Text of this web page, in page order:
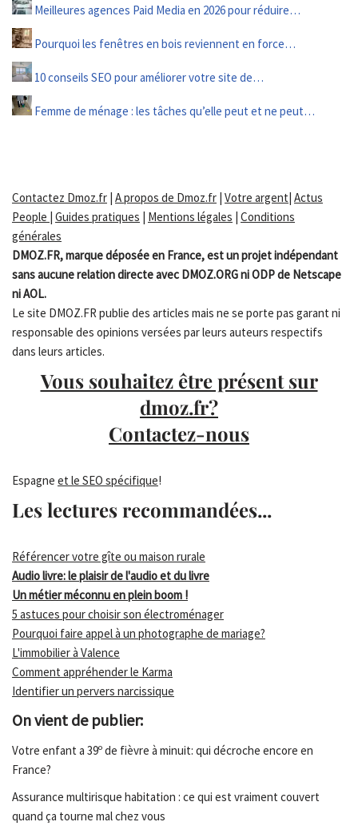
Meilleures agences Paid Media en 2026 pour réduire…
Pourquoi les fenêtres en bois reviennent en force…
10 conseils SEO pour améliorer votre site de…
Femme de ménage : les tâches qu’elle peut et ne peut…
Contactez Dmoz.fr | A propos de Dmoz.fr | Votre argent| Actus
People | Guides pratiques | Mentions légales | Conditions
générales
DMOZ.FR, marque déposée en France, est un projet indépendant
sans aucune relation directe avec DMOZ.ORG ni ODP de Netscape
ni AOL.
Le site DMOZ.FR publie des articles mais ne se porte pas garant ni
responsable des opinions versées par leurs auteurs respectifs
dans leurs articles.
Vous souhaitez être présent sur
dmoz.fr?
Contactez-nous
Espagne et le SEO spécifique!
Les lectures recommandées...
Référencer votre gîte ou maison rurale
Audio livre: le plaisir de l'audio et du livre
Un métier méconnu en plein boom !
5 astuces pour choisir son électroménager
Pourquoi faire appel à un photographe de mariage?
L'immobilier à Valence
Comment appréhender le Karma
Identifier un pervers narcissique
On vient de publier:
Votre enfant a 39º de fièvre à minuit: qui décroche encore en
France?
Assurance multirisque habitation : ce qui est vraiment couvert
quand ça tourne mal chez vous